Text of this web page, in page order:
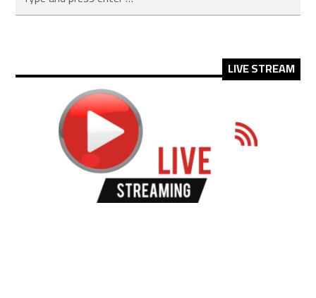
LIVE STREAM